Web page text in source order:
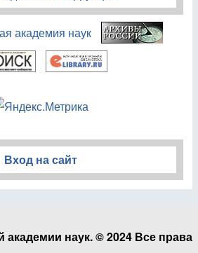
Вход на сайт
наук. © 2024 Все права